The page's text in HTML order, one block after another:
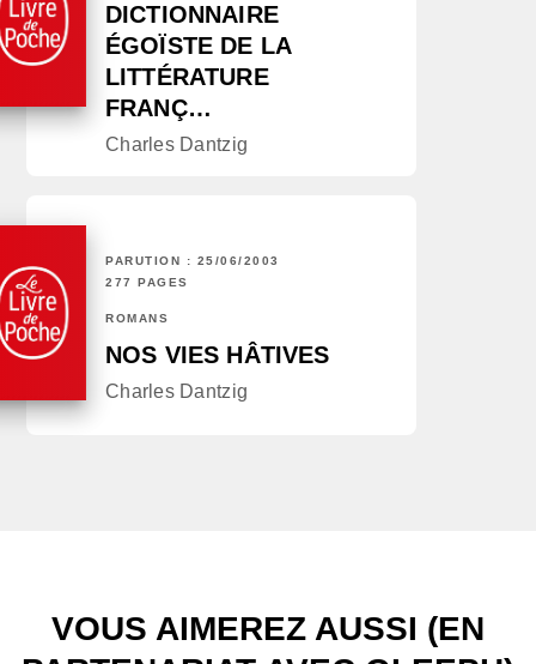
DICTIONNAIRE
ÉGOÏSTE DE LA
LITTÉRATURE
FRANÇ…
Charles Dantzig
PARUTION : 25/06/2003
277 PAGES
ROMANS
NOS VIES HÂTIVES
Charles Dantzig
VOUS AIMEREZ AUSSI (EN